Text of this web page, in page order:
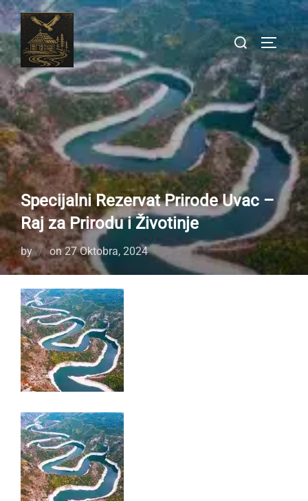
Skip
to
content
Search
for:
Specijalni Rezervat Prirode Uvac –
Raj za Prirodu i Životinje
by onPosted
on
27 Oktobra, 2024